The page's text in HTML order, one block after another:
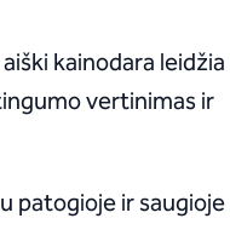
kainodara leidžia
vertinimas ir
patogioje ir saugioje